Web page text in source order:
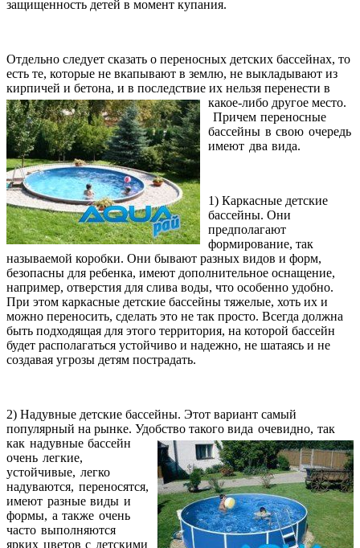
защищенность детей в момент купания.
Отдельно следует сказать о переносных детских бассейнах, то
есть те, которые не вкапывают в землю, не выкладывают из
кирпичей и бетона, и в последствие их нельзя перенести в
какое-либо другое место.
Причем переносные
бассейны в свою очередь
имеют два вида.
1) Каркасные детские
бассейны. Они
предполагают
формирование, так
называемой коробки. Они бывают разных видов и форм,
безопасны для ребенка, имеют дополнительное оснащение,
например, отверстия для слива воды, что особенно удобно.
При этом каркасные детские бассейны тяжелые, хоть их и
можно переносить, сделать это не так просто. Всегда должна
быть подходящая для этого территория, на которой бассейн
будет располагаться устойчиво и надежно, не шатаясь и не
создавая угрозы детям пострадать.
2) Надувные детские бассейны. Этот вариант самый
популярный на рынке. Удобство такого вида очевидно, так
как надувные бассейн
очень легкие,
устойчивые, легко
надуваются, переносятся,
имеют разные виды и
формы, а также очень
часто выполняются
ярких цветов с детскими